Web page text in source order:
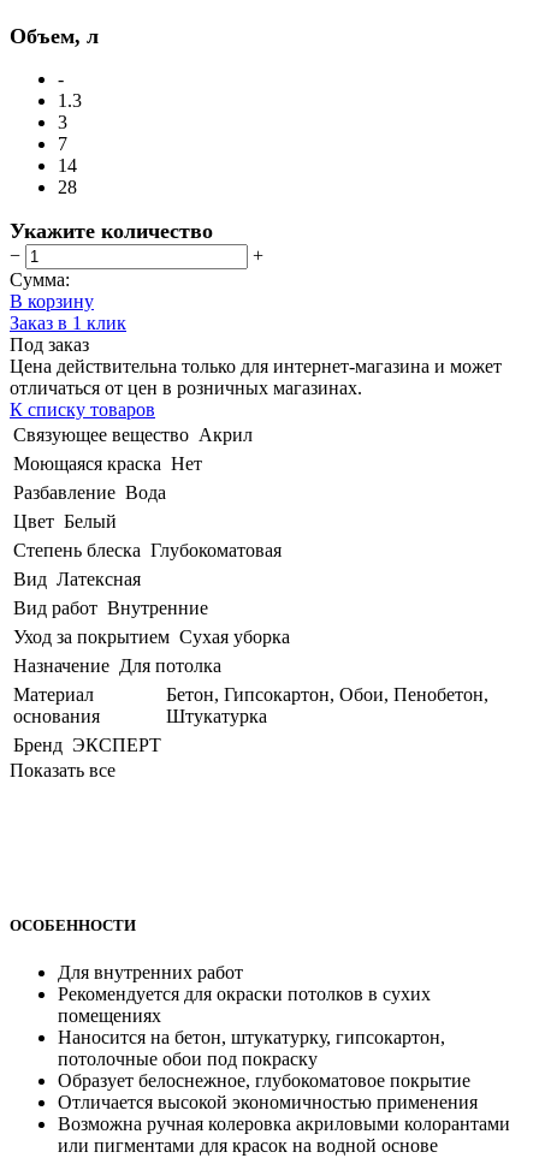
Объем, л
-
1.3
3
7
14
28
Укажите количество
−
+
Сумма:
В корзину
Заказ в 1 клик
Под заказ
Цена действительна только для интернет-магазина и может
отличаться от цен в розничных магазинах.
К списку товаров
Связующее вещество Акрил
Моющаяся краска Нет
Разбавление Вода
Цвет Белый
Степень блеска Глубокоматовая
Вид Латексная
Вид работ Внутренние
Уход за покрытием Сухая уборка
Назначение Для потолка
Материал
основания
Бетон, Гипсокартон, Обои, Пенобетон,
Штукатурка
Бренд ЭКСПЕРТ
Показать все
ОСОБЕННОСТИ
Для внутренних работ
Рекомендуется для окраски потолков в сухих
помещениях
Наносится на бетон, штукатурку, гипсокартон,
потолочные обои под покраску
Образует белоснежное, глубокоматовое покрытие
Отличается высокой экономичностью применения
Возможна ручная колеровка акриловыми колорантами
или пигментами для красок на водной основе